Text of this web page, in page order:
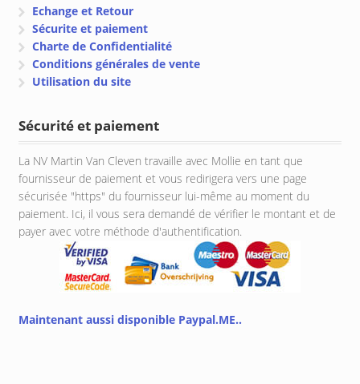
Echange et Retour
Sécurite et paiement
Charte de Confidentialité
Conditions générales de vente
Utilisation du site
Sécurité et paiement
La NV Martin Van Cleven travaille avec Mollie en tant que
fournisseur de paiement et vous redirigera vers une page
sécurisée "https" du fournisseur lui-même au moment du
paiement. Ici, il vous sera demandé de vérifier le montant et de
payer avec votre méthode d'authentification.
Maintenant aussi disponible Paypal.ME..